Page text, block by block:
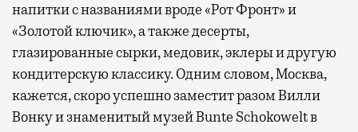
напитки с названиями вроде «Рот Фронт» и
«Золотой ключик», а также десерты,
глазированные сырки, медовик, эклеры и другую
кондитерскую классику. Одним словом, Москва,
кажется, скоро успешно заместит разом Вилли
Вонку и знаменитый музей Bunte Schokowelt в